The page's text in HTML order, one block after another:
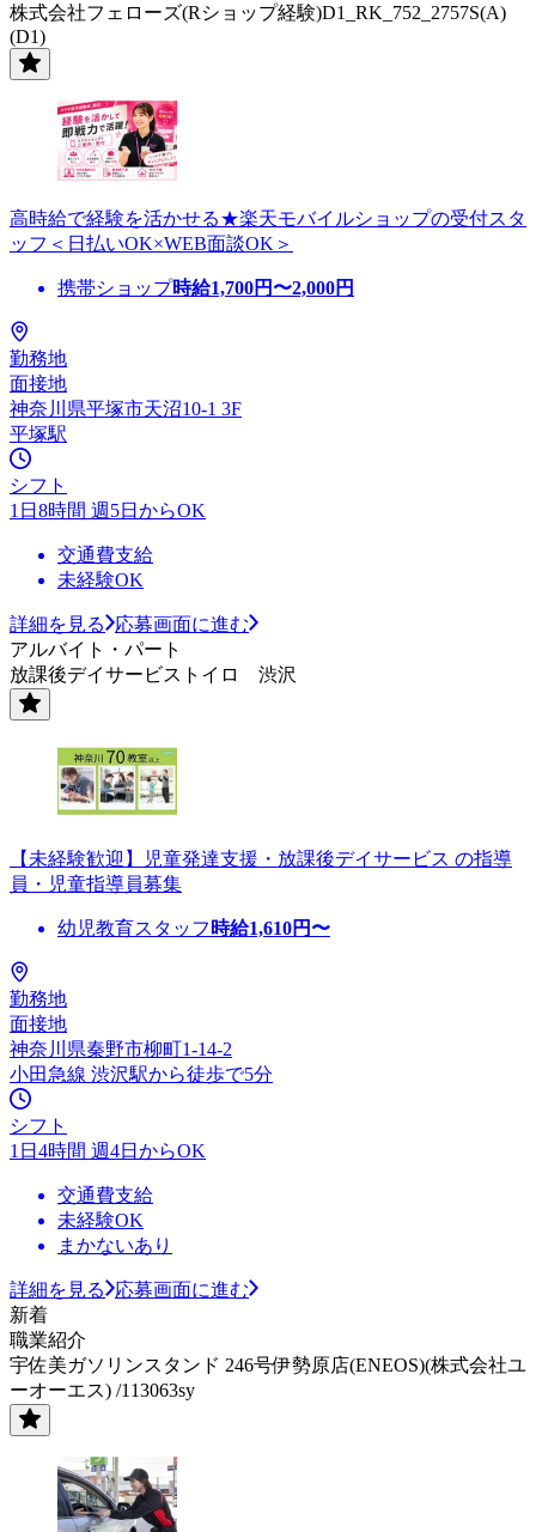
株式会社フェローズ(Rショップ経験)D1_RK_752_2757S(A)
(D1)
高時給で経験を活かせる★楽天モバイルショップの受付スタ
ッフ＜日払いOK×WEB面談OK＞
携帯ショップ時給1,700円〜2,000円
勤務地
面接地
神奈川県平塚市天沼10-1 3F
平塚駅
シフト
1日8時間 週5日からOK
交通費支給
未経験OK
詳細を見る
応募画面に進む
アルバイト・パート
放課後デイサービストイロ 渋沢
【未経験歓迎】児童発達支援・放課後デイサービス の指導
員・児童指導員募集
幼児教育スタッフ 時給1,610円〜
勤務地
面接地
神奈川県秦野市柳町1-14-2
小田急線 渋沢駅から徒歩で5分
シフト
1日4時間 週4日からOK
交通費支給
未経験OK
まかないあり
詳細を見る
応募画面に進む
新着
職業紹介
宇佐美ガソリンスタンド 246号伊勢原店(ENEOS)(株式会社ユ
ーオーエス) /113063sy